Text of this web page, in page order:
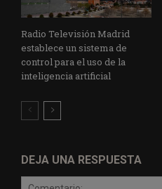
Radio Televisión Madrid
establece un sistema de
control para el uso de la
inteligencia artificial
DEJA UNA RESPUESTA